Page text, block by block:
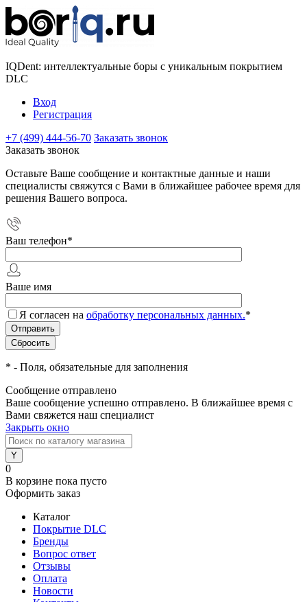
IQDent: интеллектуальные боры с уникальным покрытием
DLC
Вход
Регистрация
+7 (499) 444-56-70 Заказать звонок
Заказать звонок
Оставьте Ваше сообщение и контактные данные и наши
специалисты свяжутся с Вами в ближайшее рабочее время для
решения Вашего вопроса.
Ваш телефон*
Ваше имя
Я согласен на обработку персональных данных.*
* - Поля, обязательные для заполнения
Сообщение отправлено
Ваше сообщение успешно отправлено. В ближайшее время с
Вами свяжется наш специалист
Закрыть окно
0
В корзине пока пусто
Оформить заказ
Каталог
Покрытие DLC
Бренды
Вопрос ответ
Отзывы
Оплата
Новости